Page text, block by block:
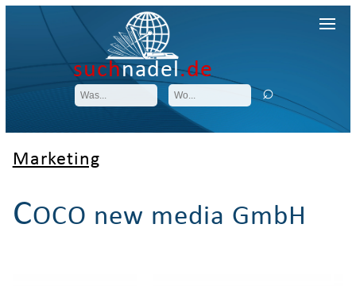
suchnadel.de
Marketing
COCO new media GmbH